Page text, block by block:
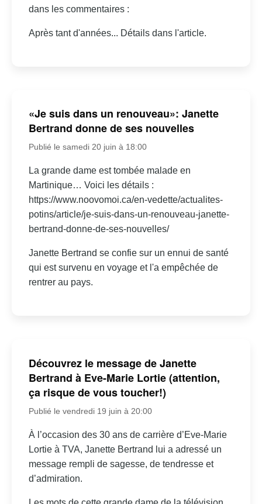
dans les commentaires :
Après tant d'années... Détails dans l'article.
«Je suis dans un renouveau»: Janette
Bertrand donne de ses nouvelles
Publié le samedi 20 juin à 18:00
La grande dame est tombée malade en
Martinique… Voici les détails :
https://www.noovomoi.ca/en-vedette/actualites-
potins/article/je-suis-dans-un-renouveau-janette-
bertrand-donne-de-ses-nouvelles/
Janette Bertrand se confie sur un ennui de santé
qui est survenu en voyage et l'a empêchée de
rentrer au pays.
Découvrez le message de Janette
Bertrand à Eve-Marie Lortie (attention,
ça risque de vous toucher!)
Publié le vendredi 19 juin à 20:00
À l’occasion des 30 ans de carrière d’Eve-Marie
Lortie à TVA, Janette Bertrand lui a adressé un
message rempli de sagesse, de tendresse et
d’admiration.